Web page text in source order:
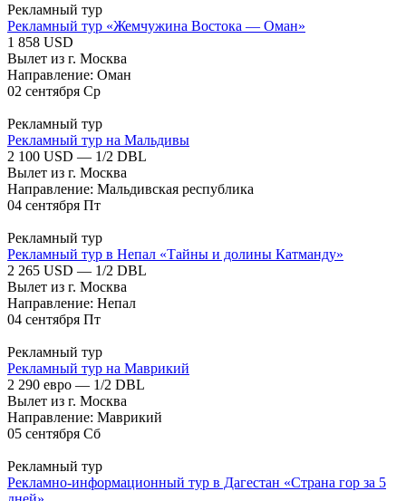
Рекламный тур
Рекламный тур «Жемчужина Востока — Оман»
1 858 USD
Вылет из г. Москва
Направление: Оман
02 сентября Ср
Рекламный тур
Рекламный тур на Мальдивы
2 100 USD — 1/2 DBL
Вылет из г. Москва
Направление: Мальдивская республика
04 сентября Пт
Рекламный тур
Рекламный тур в Непал «Тайны и долины Катманду»
2 265 USD — 1/2 DBL
Вылет из г. Москва
Направление: Непал
04 сентября Пт
Рекламный тур
Рекламный тур на Маврикий
2 290 евро — 1/2 DBL
Вылет из г. Москва
Направление: Маврикий
05 сентября Сб
Рекламный тур
Рекламно-информационный тур в Дагестан «Страна гор за 5